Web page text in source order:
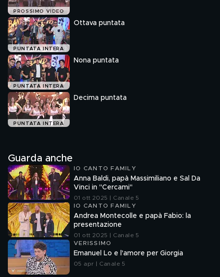
PROSSIMO VIDEO
PUNTATA INTERA
Ottava puntata
PUNTATA INTERA
Nona puntata
PUNTATA INTERA
Decima puntata
Guarda anche
IO CANTO FAMILY
Anna Baldi, papà Massimiliano e Sal Da
Vinci in "Cercami"
01 ott 2025 | Canale 5
IO CANTO FAMILY
Andrea Montecolle e papà Fabio: la
presentazione
01 ott 2025 | Canale 5
VERISSIMO
Emanuel Lo e l'amore per Giorgia
05 apr | Canale 5